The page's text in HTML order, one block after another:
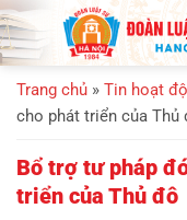
Bỏ
qua
nội
dung
Trang chủ » Tin hoạt
cho phát triển của Thủ
Bổ trợ tư pháp
triển của Thủ đô